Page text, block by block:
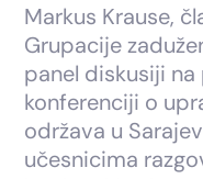
Markus Krause,
Grupacije
panel diskusiji
konferenciji o
održava u
učesnicima